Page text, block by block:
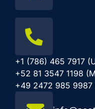
+1 (786) 465 7917
+52 81 3547 1198
+49 2472 985 9987